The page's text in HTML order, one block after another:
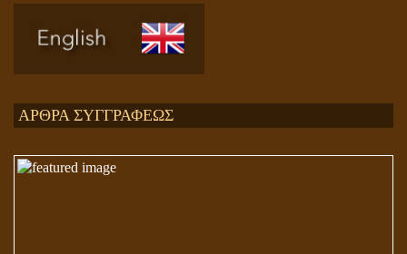
ΑΡΘΡΑ ΣΥΓΓΡΑΦΕΩΣ